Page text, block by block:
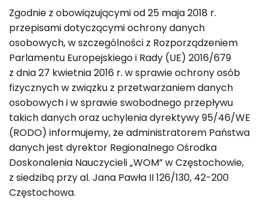
Zgodnie z obowiązującymi od 25 maja 2018 r.
przepisami dotyczącymi ochrony danych
osobowych, w szczególności z Rozporządzeniem
Parlamentu Europejskiego i Rady (UE) 2016/679
z dnia 27 kwietnia 2016 r. w sprawie ochrony osób
fizycznych w związku z przetwarzaniem danych
osobowych i w sprawie swobodnego przepływu
takich danych oraz uchylenia dyrektywy 95/46/WE
(RODO) informujemy, że administratorem Państwa
danych jest dyrektor Regionalnego Ośrodka
Doskonalenia Nauczycieli „WOM” w Częstochowie,
z siedzibą przy al. Jana Pawła II 126/130, 42-200
Częstochowa.